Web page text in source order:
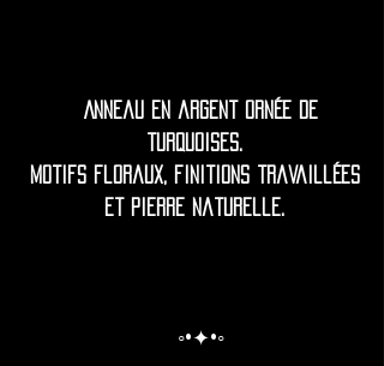
Anneau en argent ornée de
turquoises.
Motifs floraux, finitions travaillées
et pierre naturelle.
◦•✦•◦